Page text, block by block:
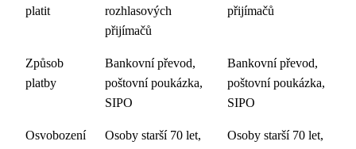
platit
rozhlasových
přijímačů
přijímačů
Způsob
platby
Bankovní převod,
poštovní poukázka,
SIPO
Bankovní převod,
poštovní poukázka,
SIPO
Osvobození
Osoby starší 70 let,
Osoby starší 70 let,